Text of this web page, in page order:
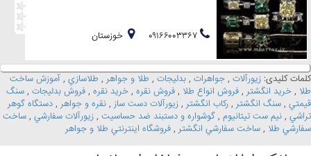
خوزستان
کلمات کلیدی: زيورآلات , جواهرات , بدليجات , طلا و جواهر , طلاسازي , آموزش ساخت
طلا , خريد انگشتر , فروش انواع طلا , فروش نقره , خريد نقره , فروش بدليجات , سنگ
قيمتي , سنگ انگشتر , رکاب انگشتر , زيورآلات دست ساز , نقره و جواهر , دستگاه گوهر
تراشي , نيم ست تيتانيوم , گوشواره و دستبند ضد حساسيت , زيورآلات سفارشي , ساخت
سفارشي طلا , ساخت سفارشي انگشتر , فروشگاه اينترنتي طلا و جواهر